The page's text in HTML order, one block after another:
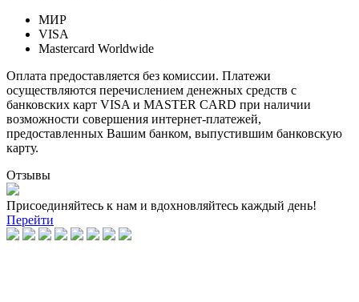
МИР
VISA
Mastercard Worldwide
Оплата предоставляется без комиссии. Платежи
осуществляются перечислением денежных средств с
банковских карт VISA и MASTER CARD при наличии
возможности совершения интернет-платежей,
предоставленных Вашим банком, выпустившим банковскую
карту.
Отзывы
Присоединяйтесь к нам и вдохновляйтесь каждый день!
Перейти